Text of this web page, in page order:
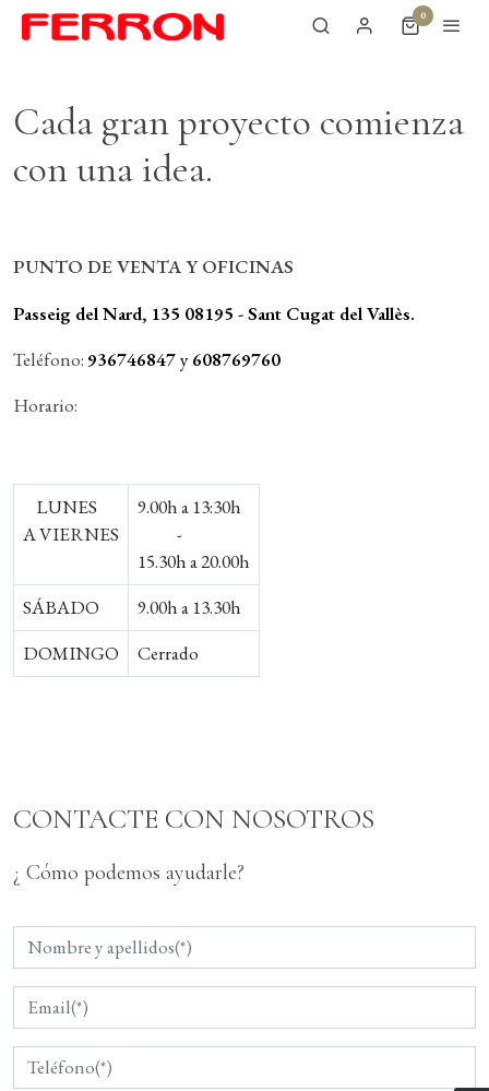
0
Cada gran proyecto comienza
con una idea.
PUNTO DE VENTA Y OFICINAS
Passeig del Nard, 135 08195 - Sant Cugat del Vallès.
Teléfono: 936746847y608769760
Horario:
LUNES
A VIERNES
9.00h a 13:30h
-
15.30h a 20.00h
SÁBADO
9.00h a 13.30h
DOMINGO
Cerrado
CONTACTE CON NOSOTROS
¿ Cómo podemos ayudarle?